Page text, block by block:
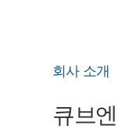
회사 소개
큐브